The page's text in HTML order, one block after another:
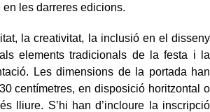
les darreres edicions.
la creativitat, la inclusió en el disseny
elements tradicionals de la festa i la
Les dimensions de la portada han
centímetres, en disposició horitzontal o
lliure. S’hi han d’incloure la inscripció